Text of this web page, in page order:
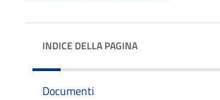
INDICE DELLA PAGINA
Documenti